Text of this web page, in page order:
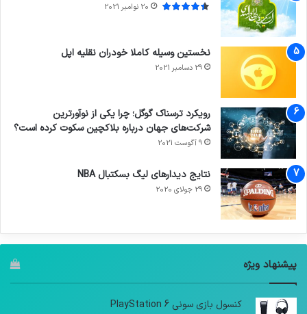
20 نوامبر 2021
نخستین وسیله کاملا خودران نقلیه اپل
29 دسامبر 2021
رویکرد ترسناک گوگل؛ چرا یکی از نوآورترین
شرکت‌های جهان درباره بلاکچین سکوت کرده است؟
9 آگوست 2021
نتایج دیدار‌های لیگ بسکتبال NBA
29 جولای 2020
پیشنهاد ویژه
کنسول بازی سونی PlayStation 6